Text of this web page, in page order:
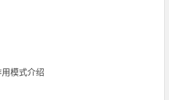
模式介绍